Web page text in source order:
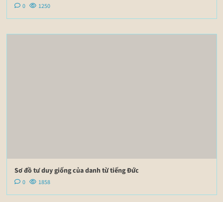
0 1250
Sơ đồ tư duy giống của danh từ tiếng Đức
0 1858